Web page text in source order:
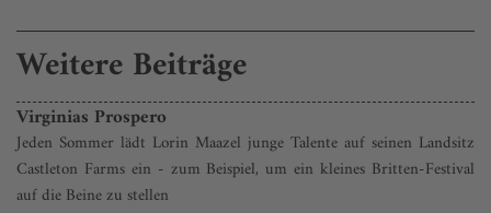
Weitere Beiträge
Virginias Prospero
Jeden Sommer lädt Lorin Maazel junge Talente auf seinen Landsitz
Castleton Farms ein - zum Beispiel, um ein kleines Britten-Festival
auf die Beine zu stellen